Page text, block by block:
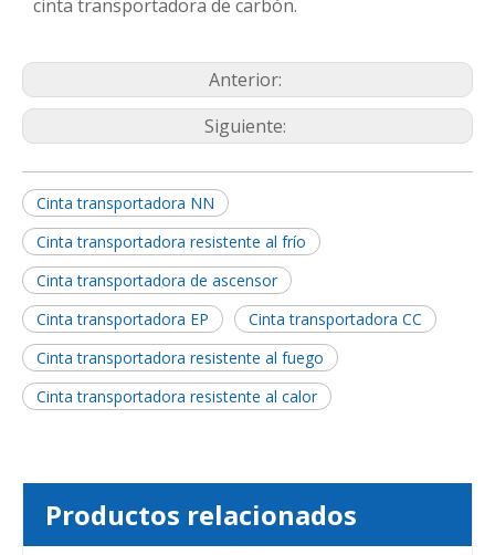
cinta transportadora de carbón.
Anterior:
Siguiente:
Cinta transportadora NN
Cinta transportadora resistente al frío
Cinta transportadora de ascensor
Cinta transportadora EP
Cinta transportadora CC
Cinta transportadora resistente al fuego
Cinta transportadora resistente al calor
Productos relacionados